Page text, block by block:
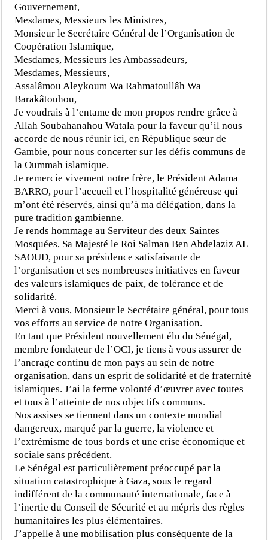
Gouvernement,
Mesdames, Messieurs les Ministres,
Monsieur le Secrétaire Général de l’Organisation de
Coopération Islamique,
Mesdames, Messieurs les Ambassadeurs,
Mesdames, Messieurs,
Assalâmou Aleykoum Wa Rahmatoullâh Wa
Barakâtouhou,
Je voudrais à l’entame de mon propos rendre grâce à
Allah Soubahanahou Watala pour la faveur qu’il nous
accorde de nous réunir ici, en République sœur de
Gambie, pour nous concerter sur les défis communs de
la Oummah islamique.
Je remercie vivement notre frère, le Président Adama
BARRO, pour l’accueil et l’hospitalité généreuse qui
m’ont été réservés, ainsi qu’à ma délégation, dans la
pure tradition gambienne.
Je rends hommage au Serviteur des deux Saintes
Mosquées, Sa Majesté le Roi Salman Ben Abdelaziz AL
SAOUD, pour sa présidence satisfaisante de
l’organisation et ses nombreuses initiatives en faveur
des valeurs islamiques de paix, de tolérance et de
solidarité.
Merci à vous, Monsieur le Secrétaire général, pour tous
vos efforts au service de notre Organisation.
En tant que Président nouvellement élu du Sénégal,
membre fondateur de l’OCI, je tiens à vous assurer de
l’ancrage continu de mon pays au sein de notre
organisation, dans un esprit de solidarité et de fraternité
islamiques. J’ai la ferme volonté d’œuvrer avec toutes
et tous à l’atteinte de nos objectifs communs.
Nos assises se tiennent dans un contexte mondial
dangereux, marqué par la guerre, la violence et
l’extrémisme de tous bords et une crise économique et
sociale sans précédent.
Le Sénégal est particulièrement préoccupé par la
situation catastrophique à Gaza, sous le regard
indifférent de la communauté internationale, face à
l’inertie du Conseil de Sécurité et au mépris des règles
humanitaires les plus élémentaires.
J’appelle à une mobilisation plus conséquente de la